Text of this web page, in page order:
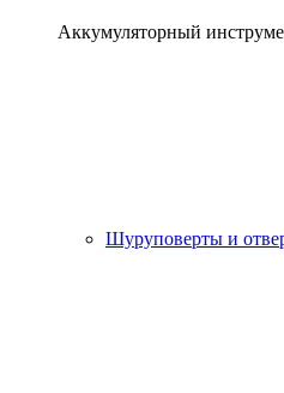
Аккумуляторный
Шуруповерты и